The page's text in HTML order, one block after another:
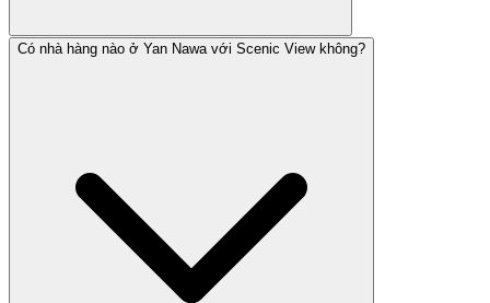
Có nhà hàng nào ở Yan Nawa với Scenic View không?